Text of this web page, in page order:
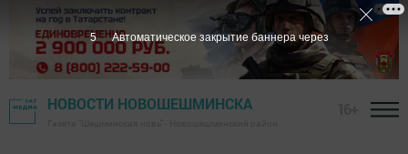
НОВОСТИ НОВОШЕШМИНСКА
4 Автоматическое закрытие баннера через